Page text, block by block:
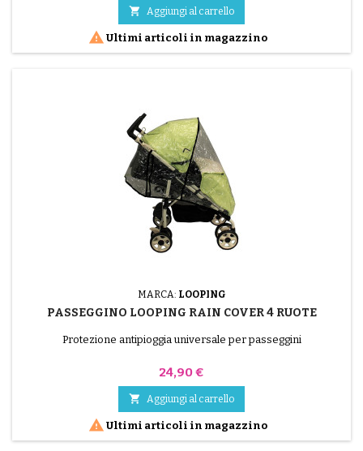
 Aggiungi al carrello
 Ultimi articoli in magazzino
MARCA: LOOPING
PASSEGGINO LOOPING RAIN COVER 4 RUOTE
Protezione antipioggia universale per passeggini
Prezzo
24,90 €
 Aggiungi al carrello
 Ultimi articoli in magazzino